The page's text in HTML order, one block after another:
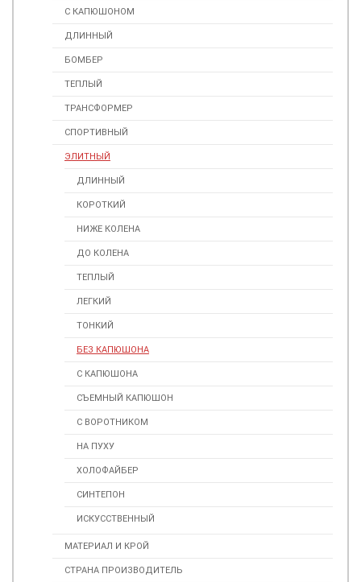
С КАПЮШОНОМ
ДЛИННЫЙ
БОМБЕР
ТЕПЛЫЙ
ТРАНСФОРМЕР
СПОРТИВНЫЙ
ЭЛИТНЫЙ
ДЛИННЫЙ
КОРОТКИЙ
НИЖЕ КОЛЕНА
ДО КОЛЕНА
ТЕПЛЫЙ
ЛЕГКИЙ
ТОНКИЙ
БЕЗ КАПЮШОНА
С КАПЮШОНА
СЪЕМНЫЙ КАПЮШОН
С ВОРОТНИКОМ
НА ПУХУ
ХОЛОФАЙБЕР
СИНТЕПОН
ИСКУССТВЕННЫЙ
МАТЕРИАЛ И КРОЙ
СТРАНА ПРОИЗВОДИТЕЛЬ